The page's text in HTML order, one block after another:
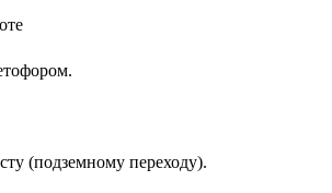
(подземному переходу).